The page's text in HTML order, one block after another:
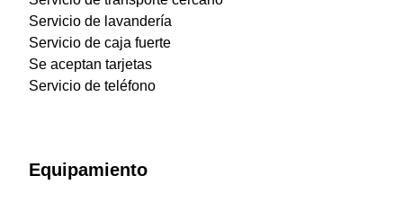
Servicio de lavandería
Servicio de caja fuerte
Se aceptan tarjetas
Servicio de teléfono
Equipamiento